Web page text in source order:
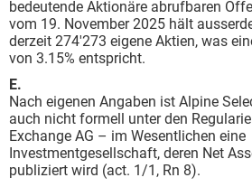
bedeutende Aktionäre abrufbaren
vom 19. November 2025 hält
derzeit 274'273 eigene Aktien, was
von 3.15% entspricht.
E.
Nach eigenen Angaben ist Alpine
auch nicht formell unter den
Exchange AG – im Wesentlichen eine
Investmentgesellschaft, deren Net
publiziert wird (act. 1/1, Rn 8).